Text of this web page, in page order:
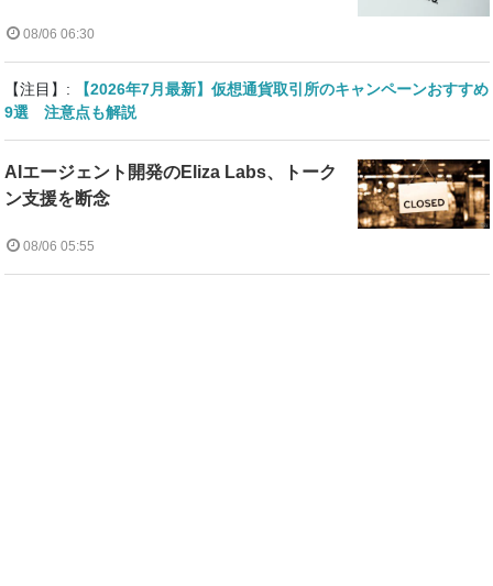
08/06 06:30
【注目】:
【2026年7月最新】仮想通貨取引所のキャンペーンおすすめ
9選 注意点も解説
AIエージェント開発のEliza Labs、トーク
ン支援を断念
08/06 05:55